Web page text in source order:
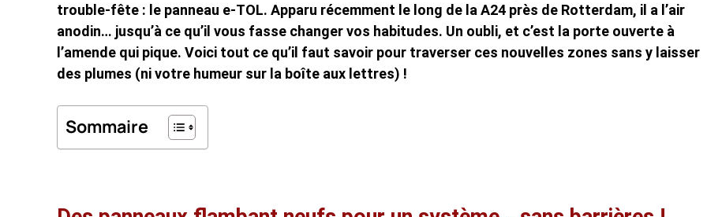
trouble-fête : le panneau e-TOL. Apparu récemment le long de la A24 près de Rotterdam, il a l’air
anodin… jusqu’à ce qu’il vous fasse changer vos habitudes. Un oubli, et c’est la porte ouverte à
l’amende qui pique. Voici tout ce qu’il faut savoir pour traverser ces nouvelles zones sans y laisser
des plumes (ni votre humeur sur la boîte aux lettres) !
Sommaire